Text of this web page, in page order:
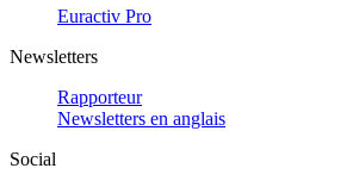
Euractiv Pro
Newsletters
Rapporteur
Newsletters en anglais
Social